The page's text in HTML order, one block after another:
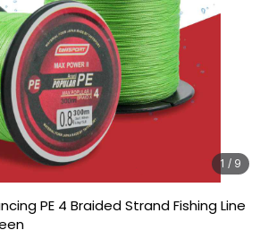
1 / 9
PE 4 Braided Strand Fishing Line